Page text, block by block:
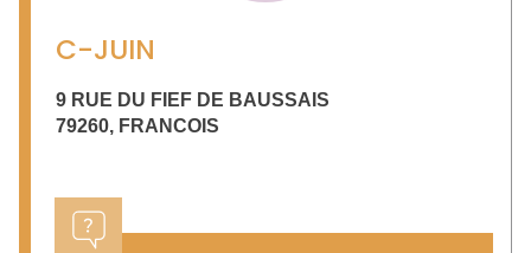
C-JUIN
9 RUE DU FIEF DE BAUSSAIS
79260, FRANCOIS